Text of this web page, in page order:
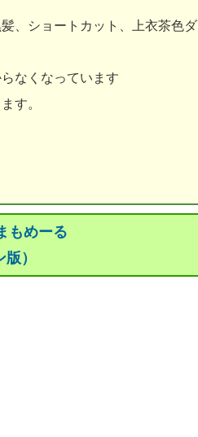
、ショートカット、上衣茶色ダ
なくなっています
す。
もめーる
）